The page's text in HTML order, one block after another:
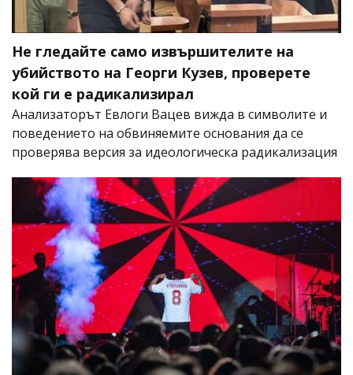
Не гледайте само извършителите на
убийството на Георги Кузев, проверете
кой ги е радикализирал
Анализаторът Евлоги Вацев вижда в символите и
поведението на обвиняемите основания да се
проверява версия за идеологическа радикализация